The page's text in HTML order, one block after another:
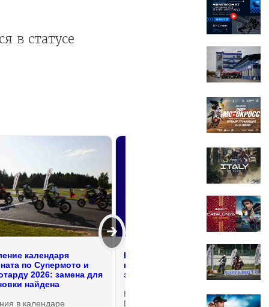
в статусе
🡲
календаря
по Супермото и
2026: замена для
найдена
в календаре
Компания Patritalia заявила о
намерении приобрести Ducati
за 2.5 миллиарда евро
Несмотря на все заявления
Ducati об отсутствии намерений о